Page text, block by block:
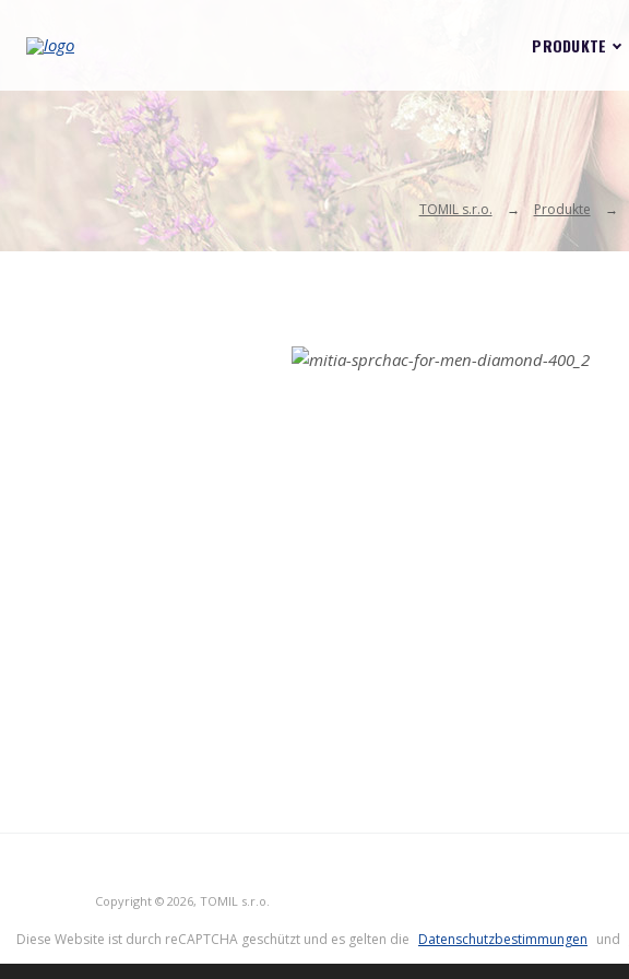
PRODUKTE
TOMIL s.r.o. Produkte
Copyright © 2026, TOMIL s.r.o.
Diese Website ist durch reCAPTCHA geschützt und es gelten die Datenschutzbestimmungen und